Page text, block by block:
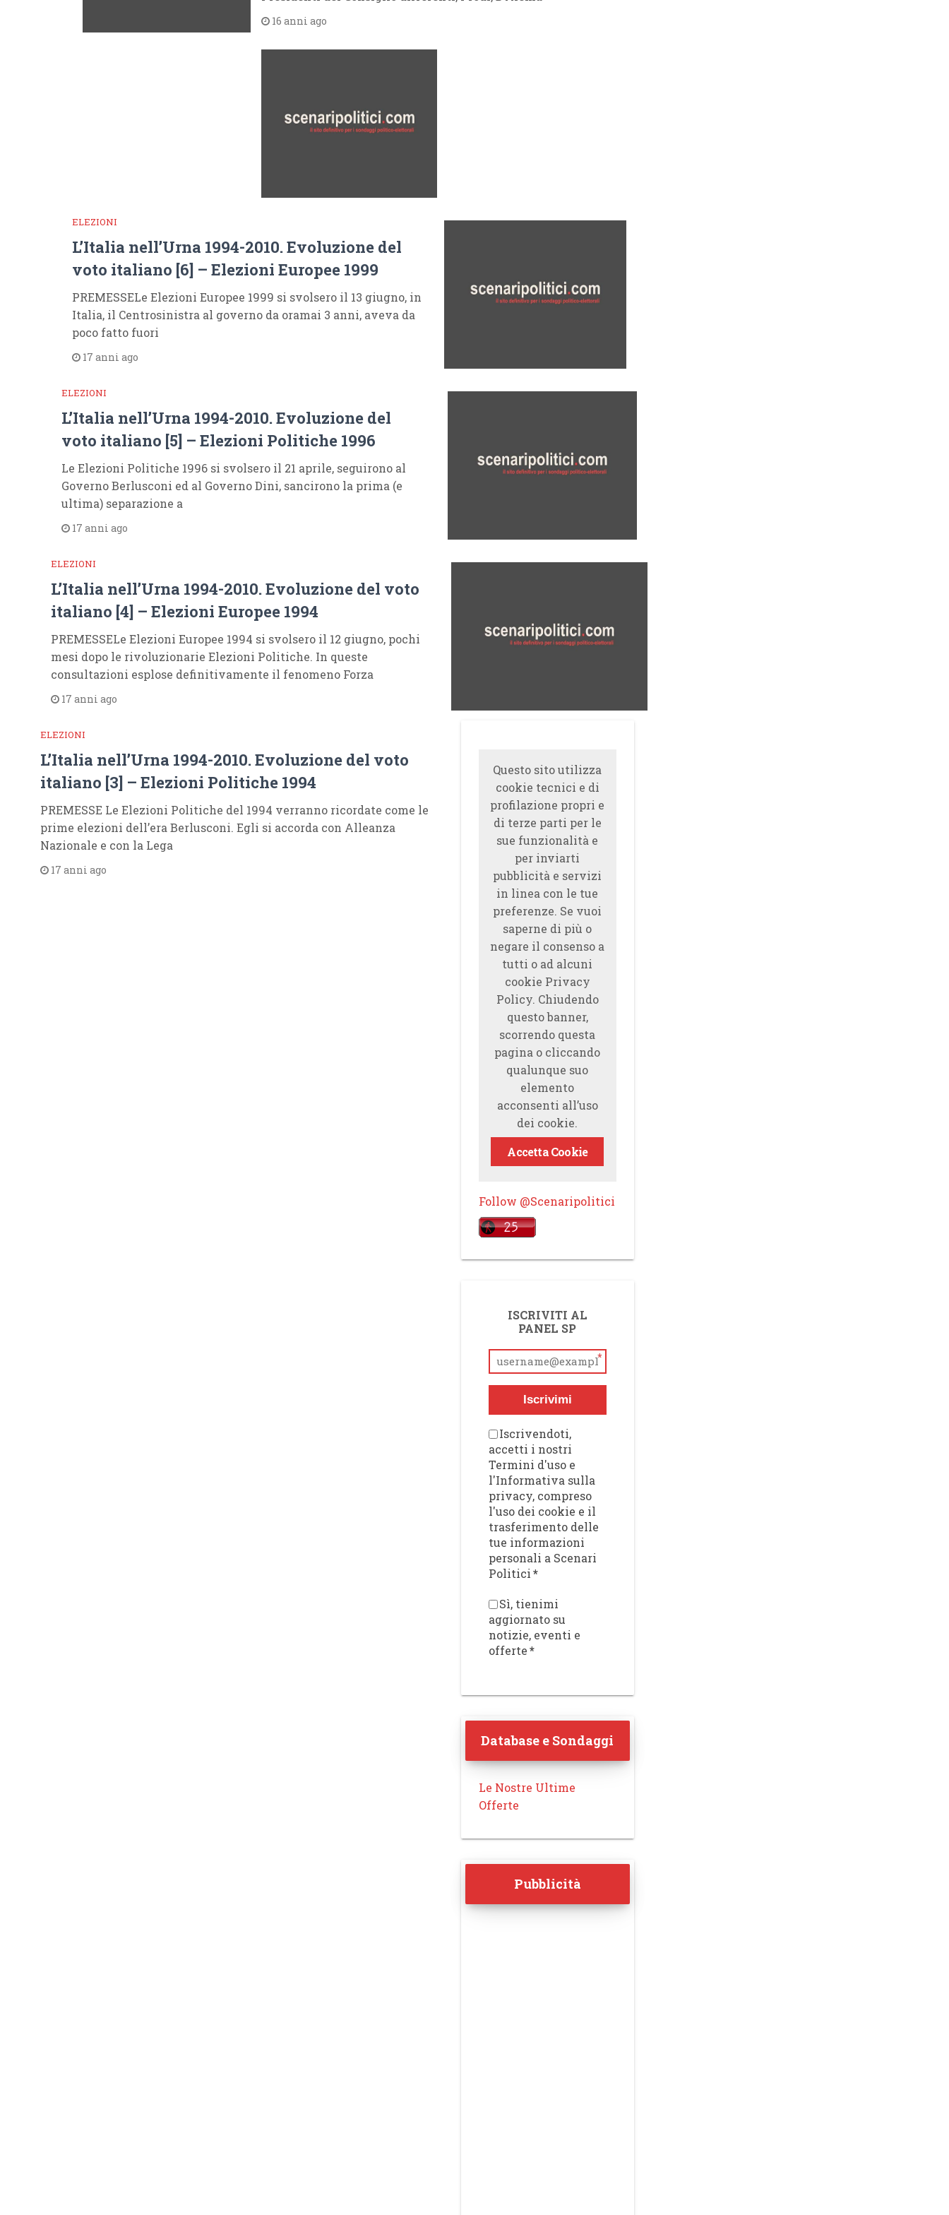
16 anni ago
ELEZIONI
L’Italia nell’Urna 1994-2010. Evoluzione del
voto italiano [6] – Elezioni Europee 1999
PREMESSELe Elezioni Europee 1999 si svolsero il 13 giugno, in
Italia, il Centrosinistra al governo da oramai 3 anni, aveva da
poco fatto fuori
17 anni ago
ELEZIONI
L’Italia nell’Urna 1994-2010. Evoluzione del
voto italiano [5] – Elezioni Politiche 1996
Le Elezioni Politiche 1996 si svolsero il 21 aprile, seguirono al
Governo Berlusconi ed al Governo Dini, sancirono la prima (e
ultima) separazione a
17 anni ago
ELEZIONI
L’Italia nell’Urna 1994-2010. Evoluzione del voto
italiano [4] – Elezioni Europee 1994
PREMESSELe Elezioni Europee 1994 si svolsero il 12 giugno, pochi
mesi dopo le rivoluzionarie Elezioni Politiche. In queste
consultazioni esplose definitivamente il fenomeno Forza
17 anni ago
ELEZIONI
L’Italia nell’Urna 1994-2010. Evoluzione del voto
italiano [3] – Elezioni Politiche 1994
PREMESSE Le Elezioni Politiche del 1994 verranno ricordate come le
prime elezioni dell’era Berlusconi. Egli si accorda con Alleanza
Nazionale e con la Lega
17 anni ago
Questo sito utilizza
cookie tecnici e di
profilazione propri e
di terze parti per le
sue funzionalità e
per inviarti
pubblicità e servizi
in linea con le tue
preferenze. Se vuoi
saperne di più o
negare il consenso a
tutti o ad alcuni
cookie Privacy
Policy. Chiudendo
questo banner,
scorrendo questa
pagina o cliccando
qualunque suo
elemento
acconsenti all’uso
dei cookie.
Accetta Cookie
Follow @Scenaripolitici
ISCRIVITI AL
PANEL SP
*
Iscrivimi
Iscrivendoti,
accetti i nostri
Termini d'uso e
l'Informativa sulla
privacy, compreso
l'uso dei cookie e il
trasferimento delle
tue informazioni
personali a Scenari
Politici*
Sì, tienimi
aggiornato su
notizie, eventi e
offerte*
Database e Sondaggi
Le Nostre Ultime
Offerte
Pubblicità